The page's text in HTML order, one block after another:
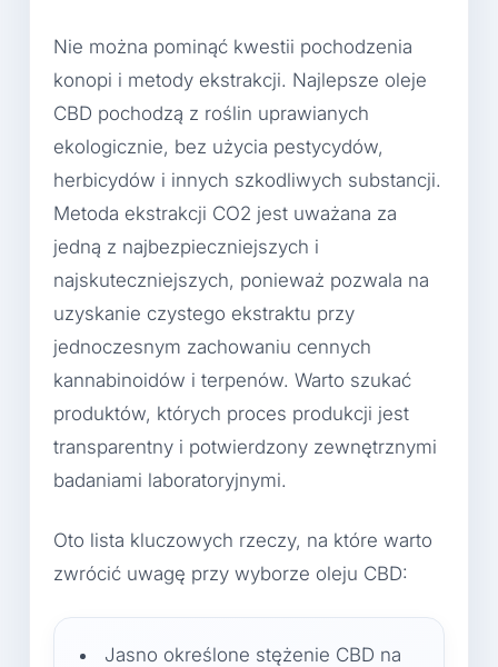
Nie można pominąć kwestii pochodzenia
konopi i metody ekstrakcji. Najlepsze oleje
CBD pochodzą z roślin uprawianych
ekologicznie, bez użycia pestycydów,
herbicydów i innych szkodliwych substancji.
Metoda ekstrakcji CO2 jest uważana za
jedną z najbezpieczniejszych i
najskuteczniejszych, ponieważ pozwala na
uzyskanie czystego ekstraktu przy
jednoczesnym zachowaniu cennych
kannabinoidów i terpenów. Warto szukać
produktów, których proces produkcji jest
transparentny i potwierdzony zewnętrznymi
badaniami laboratoryjnymi.
Oto lista kluczowych rzeczy, na które warto
zwrócić uwagę przy wyborze oleju CBD:
Jasno określone stężenie CBD na